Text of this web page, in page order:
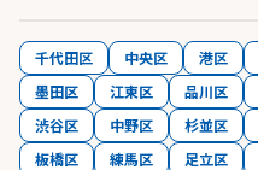
千代田区 中央区 港区
墨田区
江東区 品川区
渋谷区
中野区 杉並区
板橋区
練馬区 足立区